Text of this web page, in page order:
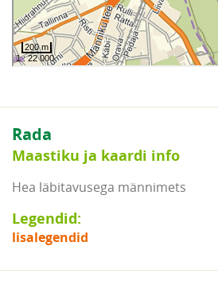
Rada
Maastiku ja kaardi info
Hea läbitavusega männimets
Legendid:
lisalegendid